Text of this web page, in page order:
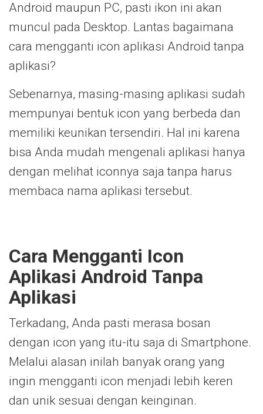
Android maupun PC, pasti ikon ini akan
muncul pada Desktop. Lantas bagaimana
cara mengganti icon aplikasi Android tanpa
aplikasi?
Sebenarnya, masing-masing aplikasi sudah
mempunyai bentuk icon yang berbeda dan
memiliki keunikan tersendiri. Hal ini karena
bisa Anda mudah mengenali aplikasi hanya
dengan melihat iconnya saja tanpa harus
membaca nama aplikasi tersebut.
Cara Mengganti Icon
Aplikasi Android Tanpa
Aplikasi
Terkadang, Anda pasti merasa bosan
dengan icon yang itu-itu saja di Smartphone.
Melalui alasan inilah banyak orang yang
ingin mengganti icon menjadi lebih keren
dan unik sesuai dengan keinginan.